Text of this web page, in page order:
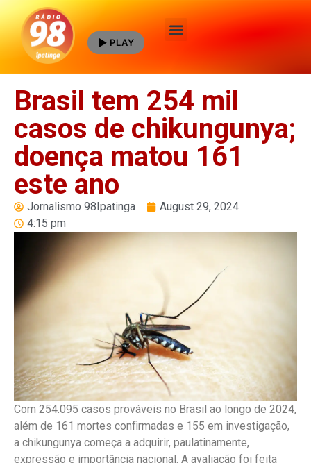
PLAY
Brasil tem 254 mil
casos de chikungunya;
doença matou 161
este ano
Jornalismo 98Ipatinga
August 29, 2024
4:15 pm
Com 254.095 casos prováveis no Brasil ao longo de 2024,
além de 161 mortes confirmadas e 155 em investigação,
a chikungunya começa a adquirir, paulatinamente,
expressão e importância nacional. A avaliação foi feita